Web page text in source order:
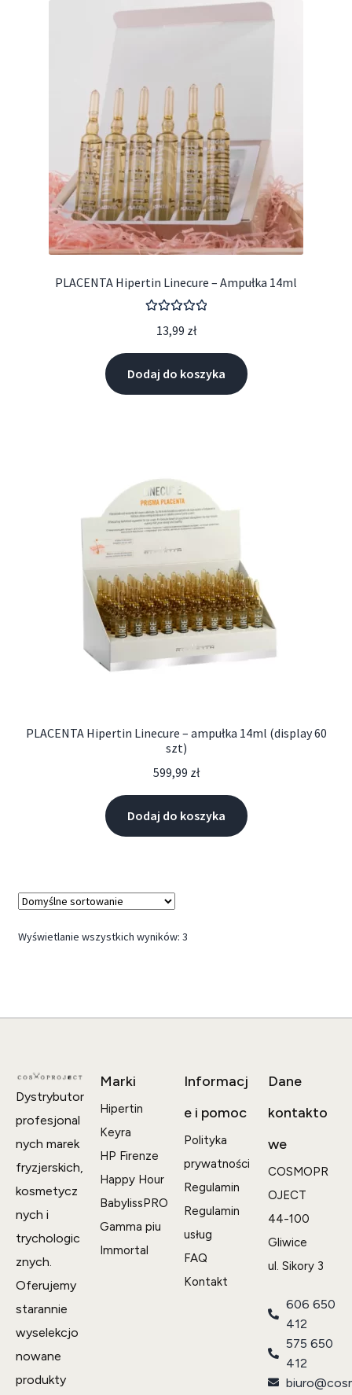
PLACENTA Hipertin Linecure – Ampułka 14ml
5.00
na 5
13,99 zł
Dodaj do koszyka
PLACENTA Hipertin Linecure – ampułka 14ml (display 60
szt)
599,99 zł
Dodaj do koszyka
Wyświetlanie wszystkich wyników: 3
Dystrybutor
profesjonal
nych marek
fryzjerskich,
kosmetycz
nych i
trychologic
znych.
Oferujemy
starannie
wyselekcjo
nowane
produkty
Marki
Hipertin
Keyra
HP Firenze
Happy Hour
BabylissPRO
Gamma piu
Immortal
Informacj
e i pomoc
Polityka
prywatności
Regulamin
Regulamin
usług
FAQ
Kontakt
Dane
kontakto
we
COSMOPR
OJECT
44-100
Gliwice
ul. Sikory 3
606 650
412
575 650
412